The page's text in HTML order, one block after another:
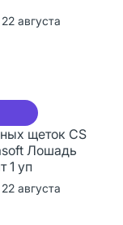
августа
щеток CS
Лошадь
1 уп
августа